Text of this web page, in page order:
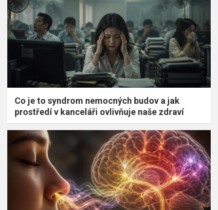
Co je to syndrom nemocných budov a jak
prostředí v kanceláři ovlivňuje naše zdraví